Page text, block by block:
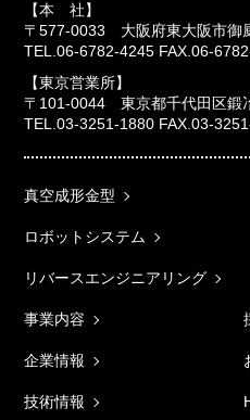
【本 社】
〒577-0033 大阪府東大阪市御
TEL.06-6782-4245 FAX.06-
【東京営業所】
〒101-0044 東京都千代田区鍛
TEL.03-3251-1880 FAX.03-
真空成形金型
ロボットシステム
リバースエンジニアリング
事業内容
企業情報
技術情報